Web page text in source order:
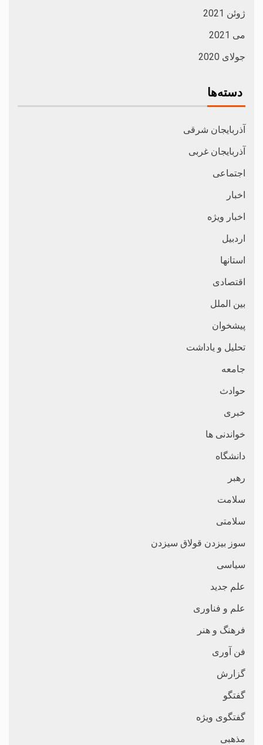
ژوئن 2021
می 2021
جولای 2020
دسته‌ها
آذربایجان شرقی
آذربایجان غربی
اجتماعی
اخبار
اخبار ویژه
اردبیل
استانها
اقتصادی
بین الملل
پیشخوان
تحلیل و یاداشت
جامعه
حوادث
خبری
خواندنی ها
دانشگاه
رهبر
سلامت
سلامتی
سوز بیزدن قولاق سیزدن
سیاسی
علم جدید
علم و فناوری
فرهنگ و هنر
فن آوری
گزارش
گفتگو
گفتگوی ویژه
مذهبی